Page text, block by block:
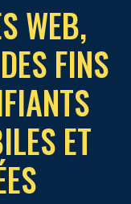
WEB,
FINS
ET